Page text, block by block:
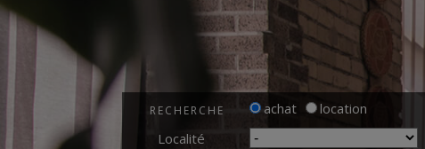
RECHERCHE achat
location
Localité